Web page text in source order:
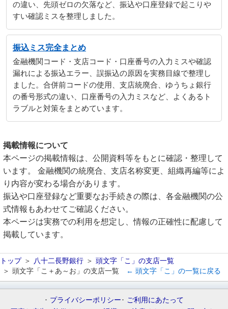
の違い、先頭ゼロの欠落など、振込や口座登録で起こりや
すい確認ミスを整理しました。
振込ミス完全まとめ
金融機関コード・支店コード・口座番号の入力ミスや確認
漏れによる振込エラー、誤振込の原因を実務目線で整理し
ました。合併前コードの使用、支店統廃合、ゆうちょ銀行
の番号形式の違い、口座番号の入力ミスなど、よくあるト
ラブルと対策をまとめています。
掲載情報について
本ページの掲載情報は、公開資料等をもとに確認・整理して
います。 金融機関の統廃合、支店名称変更、組織再編等によ
り内容が変わる場合があります。
振込や口座登録など重要なお手続きの際は、各金融機関の公
式情報もあわせてご確認ください。
本ページは実務での利用を想定し、情報の正確性に配慮して
掲載しています。
トップ 八十二長野銀行
頭文字「こ」の支店一覧
頭文字「こ＋あ～お」の支店一覧
← 頭文字「こ」の一覧に戻る
プライバシーポリシー
ご利用にあたって